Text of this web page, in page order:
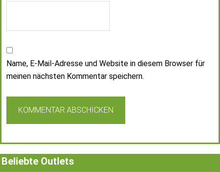
Name, E-Mail-Adresse und Website in diesem Browser für
meinen nächsten Kommentar speichern.
Beliebte Outlets